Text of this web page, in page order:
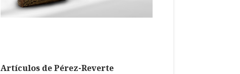
Artículos de Pérez-Reverte